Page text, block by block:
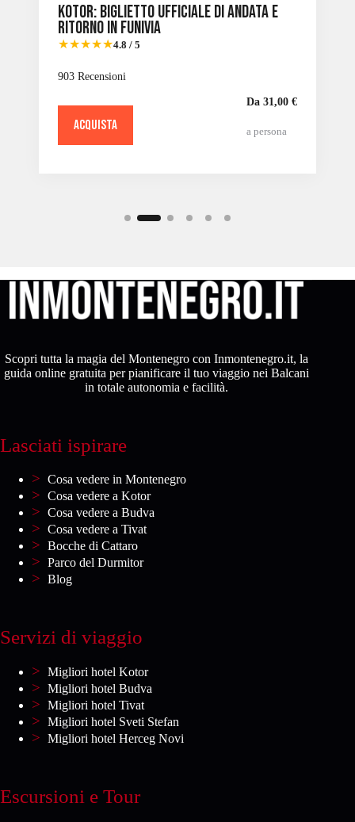
Kotor: biglietto ufficiale di andata e
ritorno in funivia
★★★★★4.8 / 5
903 Recensioni
ACQUISTA
Da 31,00 €
a persona
Scopri tutta la magia del Montenegro con Inmontenegro.it, la
guida online gratuita per pianificare il tuo viaggio nei Balcani
in totale autonomia e facilità.
Lasciati ispirare
Cosa vedere in Montenegro
Cosa vedere a Kotor
Cosa vedere a Budva
Cosa vedere a Tivat
Bocche di Cattaro
Parco del Durmitor
Blog
Servizi di viaggio
Migliori hotel Kotor
Migliori hotel Budva
Migliori hotel Tivat
Migliori hotel Sveti Stefan
Migliori hotel Herceg Novi
Escursioni e Tour